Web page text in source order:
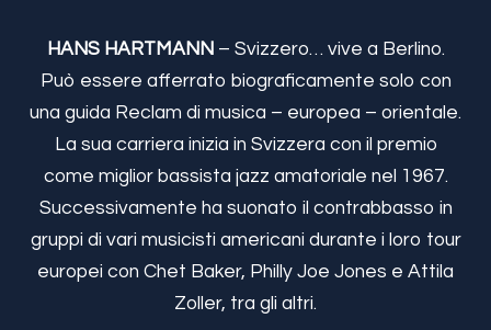
HANS HARTMANN – Svizzero… vive a Berlino.
Può essere afferrato biograficamente solo con
una guida Reclam di musica – europea – orientale.
La sua carriera inizia in Svizzera con il premio
come miglior bassista jazz amatoriale nel 1967.
Successivamente ha suonato il contrabbasso in
gruppi di vari musicisti americani durante i loro tour
europei con Chet Baker, Philly Joe Jones e Attila
Zoller, tra gli altri.